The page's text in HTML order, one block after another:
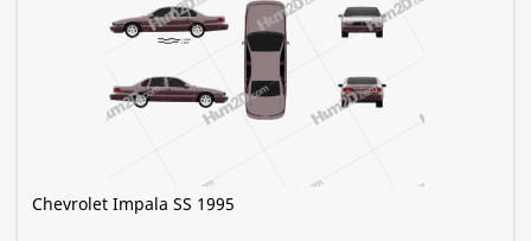
Chevrolet Impala SS 1995